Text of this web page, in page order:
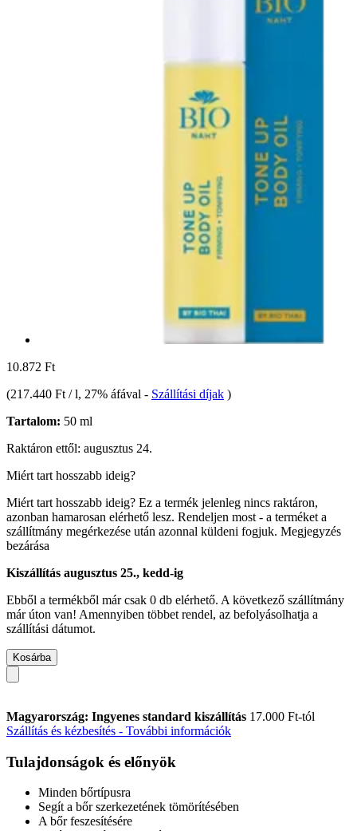
10.872 Ft
(217.440 Ft / l, 27% áfával - Szállítási díjak )
Tartalom: 50 ml
Raktáron ettől: augusztus 24.
Miért tart hosszabb ideig?
Miért tart hosszabb ideig? Ez a termék jelenleg nincs raktáron,
azonban hamarosan elérhető lesz. Rendeljen most - a terméket a
szállítmány megérkezése után azonnal küldeni fogjuk. Megjegyzés
bezárása
Kiszállítás augusztus 25., kedd-ig
Ebből a termékből már csak 0 db elérhető. A következő szállítmány
már úton van! Amennyiben többet rendel, az befolyásolhatja a
szállítási dátumot.
Kosárba
Magyarország: Ingyenes standard kiszállítás 17.000 Ft-tól
Szállítás és kézbesítés - További információk
Tulajdonságok és előnyök
Minden bőrtípusra
Segít a bőr szerkezetének tömörítésében
A bőr feszesítésére